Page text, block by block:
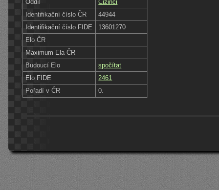
Oddíl
Cizinci
Identifikační číslo ČR
44944
Identifikační číslo FIDE
13601270
Elo ČR
Maximum Ela ČR
Budoucí Elo
spočítat
Elo FIDE
2461
Pořadí v ČR
0.